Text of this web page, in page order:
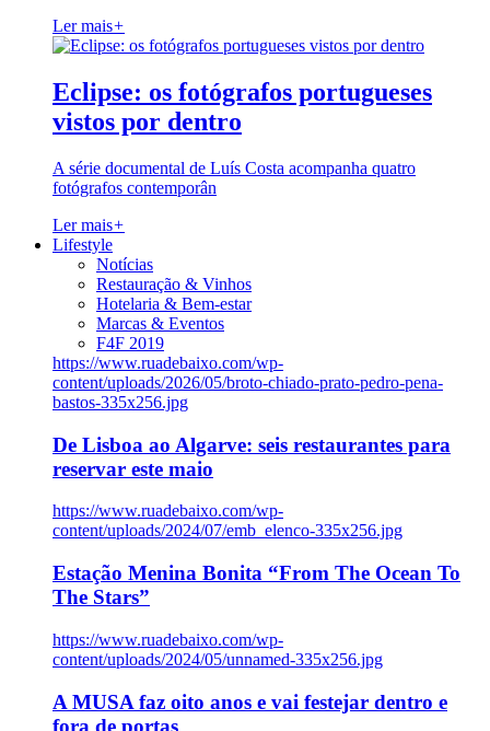
Ler mais+
Eclipse: os fotógrafos portugueses
vistos por dentro
A série documental de Luís Costa acompanha quatro
fotógrafos contemporân
Ler mais+
Lifestyle
Notícias
Restauração & Vinhos
Hotelaria & Bem-estar
Marcas & Eventos
F4F 2019
https://www.ruadebaixo.com/wp-
content/uploads/2026/05/broto-chiado-prato-pedro-pena-
bastos-335x256.jpg
De Lisboa ao Algarve: seis restaurantes para
reservar este maio
https://www.ruadebaixo.com/wp-
content/uploads/2024/07/emb_elenco-335x256.jpg
Estação Menina Bonita “From The Ocean To
The Stars”
https://www.ruadebaixo.com/wp-
content/uploads/2024/05/unnamed-335x256.jpg
A MUSA faz oito anos e vai festejar dentro e
fora de portas